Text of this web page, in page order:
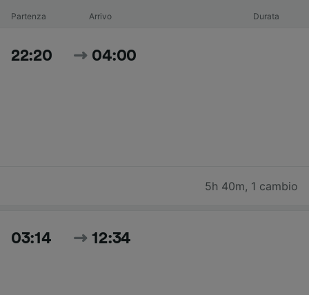
Partenza Arrivo Durata
22:20 04:00
5h 40m, 1 cambio
03:14 12:34